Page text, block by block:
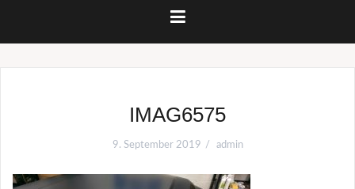
IMAG6575
9. September 2019 admin